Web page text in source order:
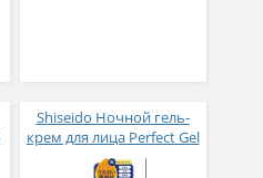
Shiseido Ночной гель-
крем для лица Perfect Gel
Night 100 г